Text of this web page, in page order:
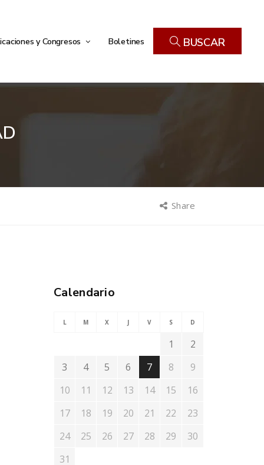
y Congresos Boletines BUSCAR
Share
Calendario
L M X J V S D
1
2
3
4 5 6 7 8
9
10
11 12 13 14 15
16
17
18 19 20 21 22
23
24
25 26 27 28 29
30
31